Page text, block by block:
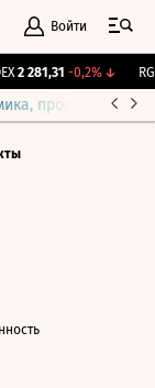
Войти
2 281,31 -0,2%↓
прогнозы